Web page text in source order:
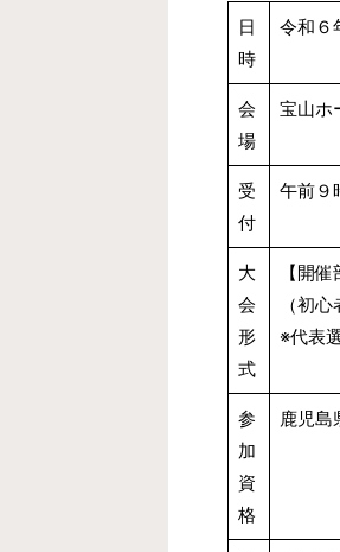
日
時
令和６
会
場
宝山ホ
受
付
午前９
大
会
形
式
【開
（初
※代表
参
加
資
格
鹿児島